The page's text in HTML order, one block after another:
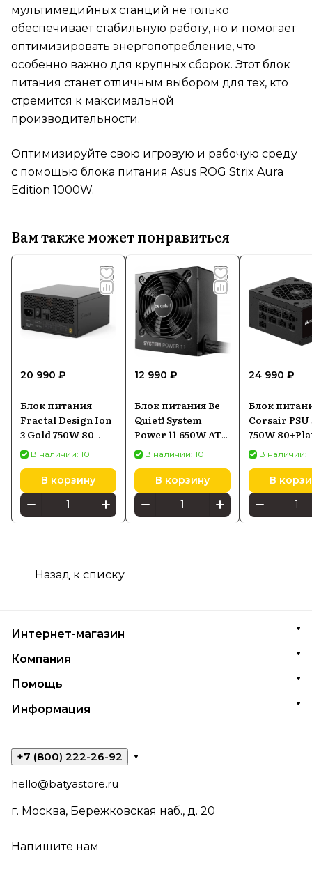
мультимедийных станций не только
обеспечивает стабильную работу, но и помогает
оптимизировать энергопотребление, что
особенно важно для крупных сборок. Этот блок
питания станет отличным выбором для тех, кто
стремится к максимальной
производительности.
Оптимизируйте свою игровую и рабочую среду
с помощью блока питания Asus ROG Strix Aura
Edition 1000W.
Вам также может понравиться
20 990 ₽
Блок питания
Fractal Design Ion
3 Gold 750W 80
Plus Gold
В наличии: 10
В корзину
12 990 ₽
Блок питания Be
Quiet! System
Power 11 650W ATX
3.1 80+ Bronze
В наличии: 10
В корзину
24 990 ₽
Блок
Corsair PSU
750W
SFX FM
В наличии:
В
Назад к списку
Интернет-магазин
Компания
Помощь
Информация
+7 (800) 222-26-92
hello@batyastore.ru
г. Москва, Бережковская наб., д. 20
Напишите нам